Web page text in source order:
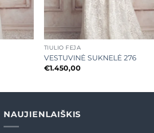
TIULIO FĖJA
VESTUVINĖ SUKNELĖ 276
€1.450,00
NAUJIENLAIŠKIS